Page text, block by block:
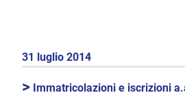
31 luglio 2014
> Immatricolazioni e iscrizioni